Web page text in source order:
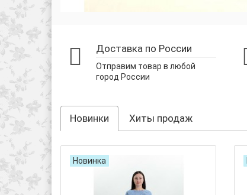
Доставка по России
Отправим товар в любой
город России
Новинки Хиты продаж
Новинка